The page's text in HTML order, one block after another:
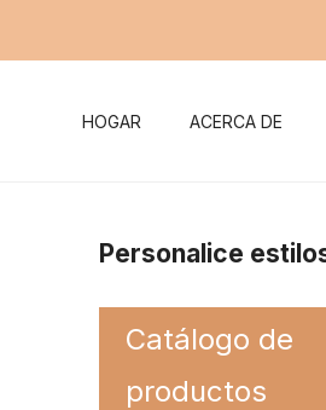
HOGAR ACERCA DE
Mujer traje
Traje de baño de
Traje de baño de
Noticias de la compañía
Personalice
Catálogo de
productos